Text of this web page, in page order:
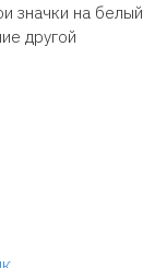
значки на белый
другой